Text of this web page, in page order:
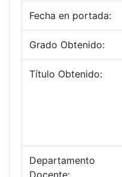
Fecha en portada:
Grado Obtenido:
Título Obtenido:
Departamento